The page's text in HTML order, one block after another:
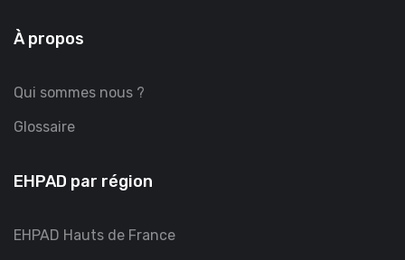
À propos
Qui sommes nous ?
Glossaire
EHPAD par région
EHPAD Hauts de France